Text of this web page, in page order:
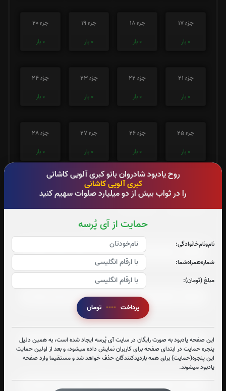
روح یادبود شادروان بانو کبری آلویی کاشانی
کبری آلویی کاشانی
را در ثواب بیش از دو میلیارد صلوات سهیم کنید
حمایت از آی پُرسه
نام‌و‌نام‌خانوادگی:
شماره‌همراه‌شما:
مبلغ (تومان):
پرداخت ----
این صفحه یادبود به صورت رایگان در سایت آی پُرسه ایجاد شده است، به همین دلیل
پنجره حمایت در ابتدای صفحه برای کاربران نمایش داده میشود، و بعد از اولین حمایت
این پنجره(حمایت) برای همه بازدیدکنندگان حذف خواهد شد و مستقیما وارد صفحه
یادبود میشوند.
جزء 17
0 بار
جزء 18
0 بار
جزء 19
0 بار
جزء 20
0 بار
جزء 21
0 بار
جزء 22
0 بار
جزء 23
0 بار
جزء 24
0 بار
جزء 25
0 بار
جزء 26
0 بار
جزء 27
0 بار
جزء 28
0 بار
جزء 30
صوت جزء شماره 1
صوت جزء شماره 2
صوت جزء شماره 3